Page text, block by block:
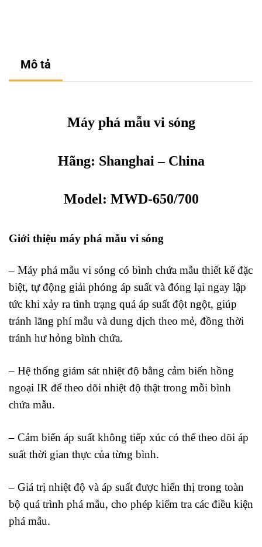
Mô tả
Máy phá mẫu vi sóng
Hãng: Shanghai – China
Model: MWD-650/700
Giới thiệu máy phá mẫu vi sóng
– Máy phá mẫu vi sóng có bình chứa mẫu thiết kế đặc
biệt, tự động giải phóng áp suất và đóng lại ngay lập
tức khi xảy ra tình trạng quá áp suất đột ngột, giúp
tránh lãng phí mẫu và dung dịch theo mẻ, đồng thời
tránh hư hỏng bình chứa.
– Hệ thống giám sát nhiệt độ bằng cảm biến hồng
ngoại IR để theo dõi nhiệt độ thật trong mỗi bình
chứa mẫu.
– Cảm biến áp suất không tiếp xúc có thể theo dõi áp
suất thời gian thực của từng bình.
– Giá trị nhiệt độ và áp suất được hiển thị trong toàn
bộ quá trình phá mẫu, cho phép kiểm tra các điều kiện
phá mẫu.